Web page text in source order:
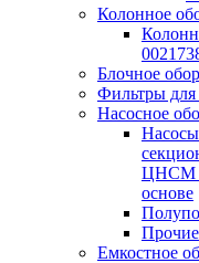
Колонное
Блочное
Фильтры для
Насосное
ЦНСМ и
основе
Прочие
Емкостное